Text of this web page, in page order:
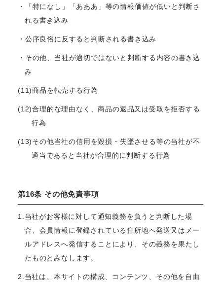
・「特になし」「あああ」等の情報価値が低いと判断さ
れる書き込み
・公序良俗に反すると判断される書き込み
・その他、当社が適切ではないと判断する内容の書き込
み
(11)商品を転売する行為
(12)合理的な理由なく、商品の返品又は受取を拒否する
行為
(13)その他当社の信用を毀損・失墜させる等の当社が不
適当であると当社が合理的に判断する行為
第16条 その他免責事項
1.当社がお客様に対して通知義務を負うと判断した場
合、会員情報に登録されている住所地へ発送又はメー
ルアドレスへ発信することにより、その義務を果たし
たものとみなします。
2.当社は、本サイトの構成、コンテンツ、その他を自由